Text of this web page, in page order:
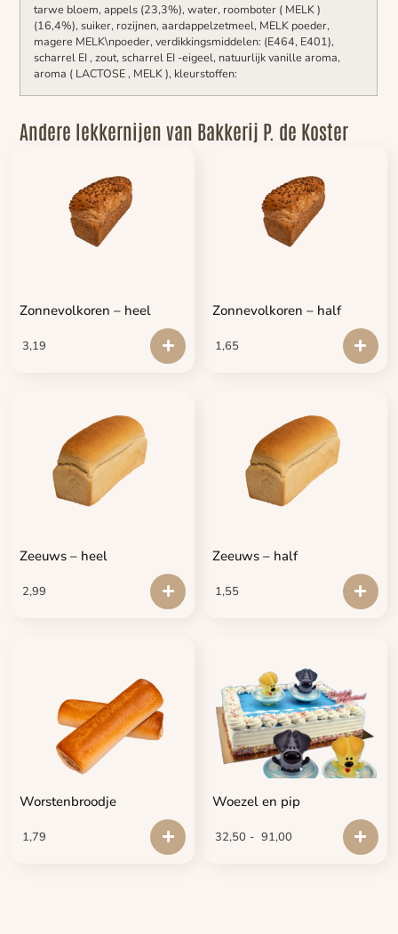
tarwe bloem, appels (23,3%), water, roomboter ( MELK )
(16,4%), suiker, rozijnen, aardappelzetmeel, MELK poeder,
magere MELK\npoeder, verdikkingsmiddelen: (E464, E401),
scharrel EI , zout, scharrel EI -eigeel, natuurlijk vanille aroma,
aroma ( LACTOSE , MELK ), kleurstoffen:
Andere lekkernijen van Bakkerij P. de Koster
Zonnevolkoren – heel
3,19
Zonnevolkoren – half
1,65
Zeeuws – heel
2,99
Zeeuws – half
1,55
Worstenbroodje
1,79
Woezel en pip
32,50 - 91,00